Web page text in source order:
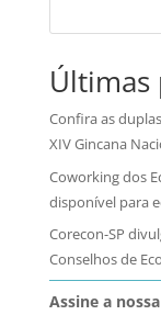
Últimas
Confira as
XIV Gincana
Coworking dos
disponível para
Corecon-SP
Conselhos de
Assine a